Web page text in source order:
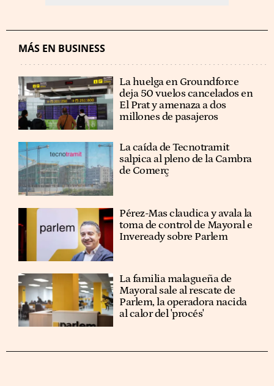
MÁS EN BUSINESS
La huelga en Groundforce
deja 50 vuelos cancelados en
El Prat y amenaza a dos
millones de pasajeros
La caída de Tecnotramit
salpica al pleno de la Cambra
de Comerç
Pérez-Mas claudica y avala la
toma de control de Mayoral e
Inveready sobre Parlem
La familia malagueña de
Mayoral sale al rescate de
Parlem, la operadora nacida
al calor del 'procés'